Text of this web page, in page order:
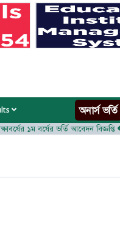
অনার্স ভর্তি
১ম বর্ষের ভর্তি আবেদন বিজ্ঞপ্তি